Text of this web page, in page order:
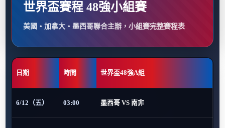
世界盃賽程 48強小組賽
美國・加拿大・墨西哥聯合主辦，小組賽完整賽程表
日期 時間 世界盃48強A組
6/12（五） 03:00 墨西哥 VS 南非